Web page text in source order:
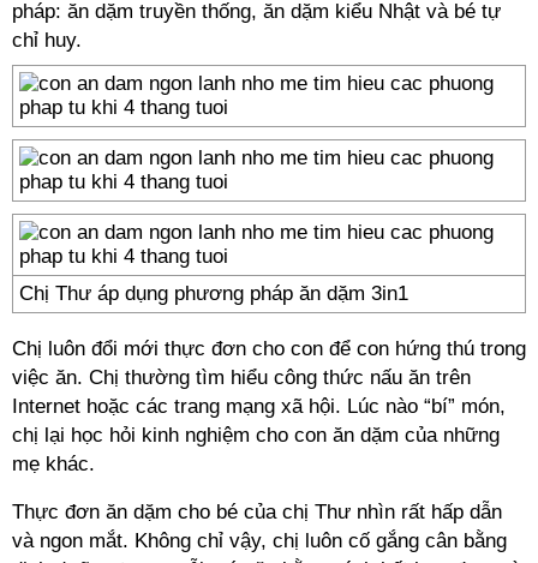
pháp: ăn dặm truyền thống, ăn dặm kiểu Nhật và bé tự
chỉ huy.
Chị Thư áp dụng phương pháp ăn dặm 3in1
Chị luôn đổi mới thực đơn cho con để con hứng thú trong
việc ăn. Chị thường tìm hiểu công thức nấu ăn trên
Internet hoặc các trang mạng xã hội. Lúc nào “bí” món,
chị lại học hỏi kinh nghiệm cho con ăn dặm của những
mẹ khác.
Thực đơn ăn dặm cho bé của chị Thư nhìn rất hấp dẫn
và ngon mắt. Không chỉ vậy, chị luôn cố gắng cân bằng